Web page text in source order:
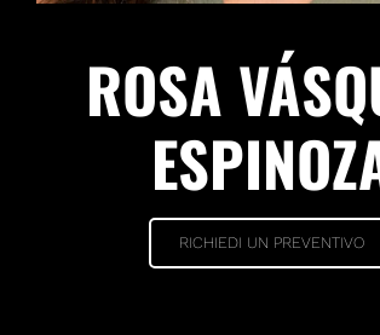
ROSA
RICHIEDI UN PREVENTIVO